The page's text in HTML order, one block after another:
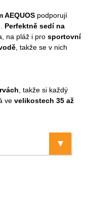
AEQUOS podporují
Perfektně sedí na
na pláž i pro sportovní
, takže se v nich
, takže si každý
ve velikostech 35 až